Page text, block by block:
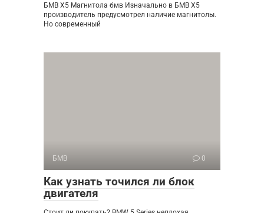
БМВ Х5 Магнитола бмв Изначально в БМВ Х5
производитель предусмотрел наличие магнитолы.
Но современный
БМВ 0
Как узнать точился ли блок
двигателя